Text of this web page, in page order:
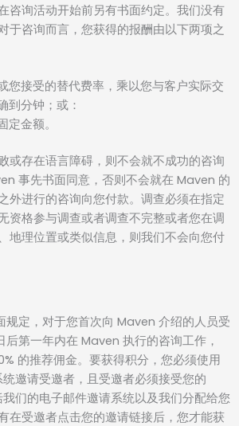
咨询活动开始前另有书面约定。我们没有
于咨询而言，您获得的报酬由以下两项之
您接受的替代费率，乘以您与客户实际交
到分钟；或：
定金额。
或存在语言障碍，则不会就不成功的咨询
事先书面同意，否则不会就在 Maven 的
外进行的咨询向您付款。调查必须在指定
资格参与调查或者调查不完整或者您在调
地理位置或类似信息，则我们不会向您付
规定，对于您首次向 Maven 介绍的人员受
第一年内在 Maven 执行的咨询工作，
的推荐佣金。要获得积分，您必须使用
邀请受邀者，且受邀者必须接受您的
们的电子邮件邀请系统以及我们分配给您
在受邀者点击您的邀请链接后，您才能获